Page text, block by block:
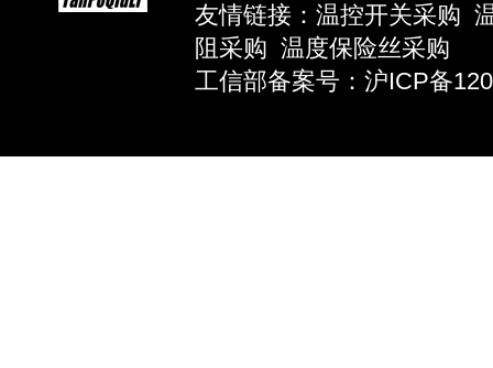
友情链接： 温控开关采购
阻采购 温度保险丝采购
工信部备案号：沪ICP备